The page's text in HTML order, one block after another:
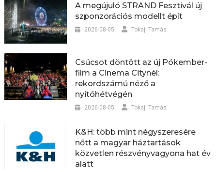
A megújuló STRAND Fesztivál új
szponzorációs modellt épít
2026-08-05 Tokaji Tamás
Csúcsot döntött az új Pókember-
film a Cinema Citynél:
rekordszámú néző a
nyitóhétvégén
2026-08-05 Tokaji Tamás
K&H: több mint négyszeresére
nőtt a magyar háztartások
közvetlen részvényvagyona hat év
alatt